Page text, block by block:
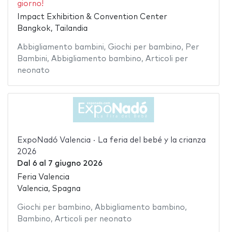
giorno!
Impact Exhibition & Convention Center
Bangkok, Tailandia
Abbigliamento bambini, Giochi per bambino, Per
Bambini, Abbigliamento bambino, Articoli per
neonato
ExpoNadó Valencia · La feria del bebé y la crianza
2026
Dal 6al 7 giugno 2026
Feria Valencia
Valencia, Spagna
Giochi per bambino, Abbigliamento bambino,
Bambino, Articoli per neonato